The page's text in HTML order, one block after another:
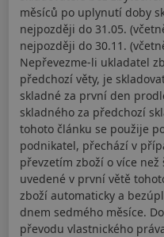
měsíců po uplynutí doby
nejpozději do 31.05.
nejpozději do 30.11.
Nepřevezme-li ukladatel
předchozí věty, je
skladné za první den
skladného za předchozí
tohoto článku se použije
podnikatel, přechází v
převzetím zboží o více
uvedené v první větě
zboží automaticky a
dnem sedmého měsíce.
převodu vlastnického